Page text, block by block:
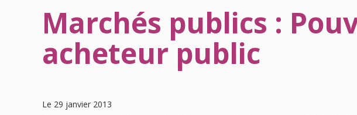
Marchés publics :
acheteur public
Le 29 janvier 2013